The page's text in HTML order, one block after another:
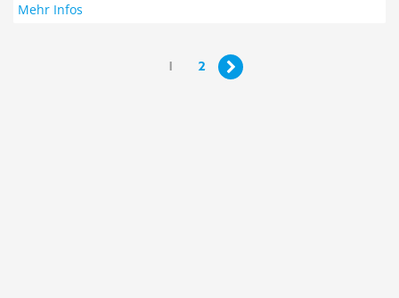
Mehr Infos
1 2 